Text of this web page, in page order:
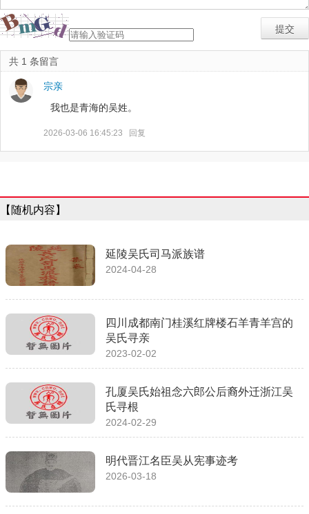
共 1 条留言
宗亲
我也是青海的吴姓。
2026-03-06 16:45:23 回复
【随机内容】
延陵吴氏司马派族谱
2024-04-28
四川成都南门桂溪红牌楼石羊青羊宫的
吴氏寻亲
2023-02-02
孔厦吴氏始祖念六郎公后裔外迁浙江吴
氏寻根
2024-02-29
明代晋江名臣吴从宪事迹考
2026-03-18